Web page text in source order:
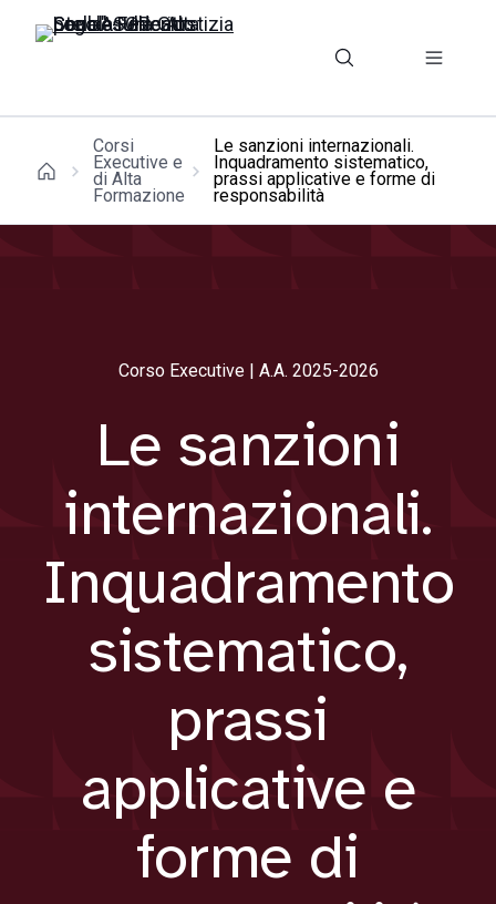
Corsi
Executive e
di Alta
Formazione
Le sanzioni internazionali.
Inquadramento sistematico,
prassi applicative e forme di
responsabilità
Corso Executive | A.A. 2025-2026
Le sanzioni
internazionali.
Inquadramento
sistematico,
prassi
applicative e
forme di